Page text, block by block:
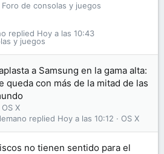
Foro de consolas y juegos
y juegos
Hoy a las 10:43
a Samsung en la gama alta:
queda con más de la mitad de las
OS X
OS X
Hoy a las 10:12
no tienen sentido para el